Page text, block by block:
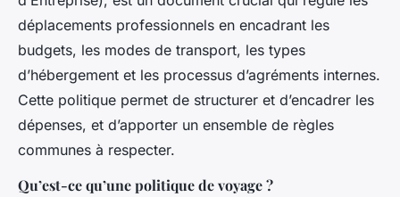
déplacements professionnels en encadrant les
budgets, les modes de transport, les types
d’hébergement et les processus d’agréments internes.
Cette politique permet de structurer et d’encadrer les
dépenses, et d’apporter un ensemble de règles
communes à respecter.
Qu’est-ce qu’une politique de voyage ?